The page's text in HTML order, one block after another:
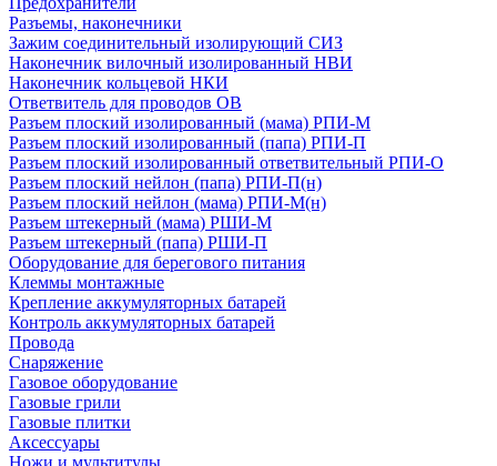
Разъемы, наконечники
Зажим соединительный изолирующий СИЗ
Наконечник вилочный изолированный НВИ
Наконечник кольцевой НКИ
Ответвитель для проводов ОВ
Разъем плоский изолированный (мама) РПИ-М
Разъем плоский изолированный (папа) РПИ-П
Разъем плоский изолированный ответвительный РПИ-О
Разъем плоский нейлон (папа) РПИ-П(н)
Разъем плоский нейлон (мама) РПИ-М(н)
Разъем штекерный (мама) РШИ-М
Разъем штекерный (папа) РШИ-П
Оборудование для берегового питания
Клеммы монтажные
Крепление аккумуляторных батарей
Контроль аккумуляторных батарей
Провода
Снаряжение
Газовое оборудование
Газовые грили
Газовые плитки
Аксессуары
Ножи и мультитулы